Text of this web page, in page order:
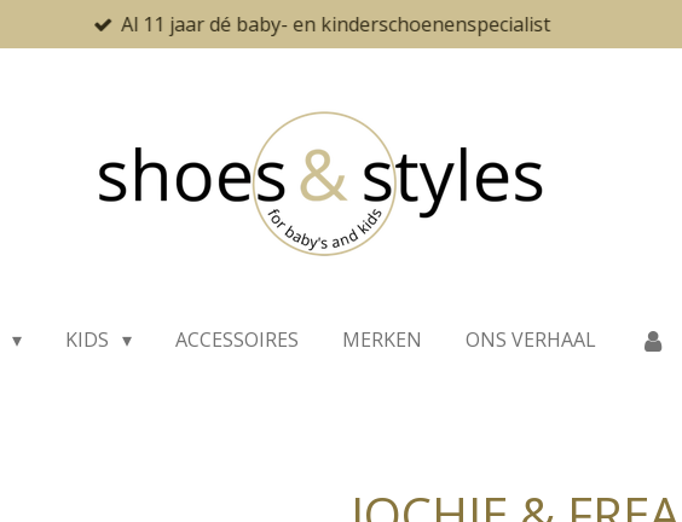
Al 11 jaar dé baby- en kinderschoenenspecialist
KIDS ACCESSOIRES MERKEN ONS VERHAAL